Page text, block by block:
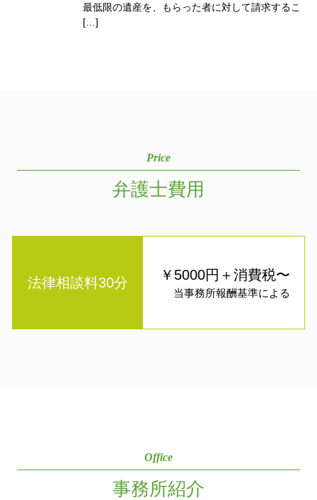
最低限の遺産を、もらった者に対して請求するこ
[…]
Price
弁護士費用
法律相談料30分 ￥5000円＋消費税〜
当事務所報酬基準による
Office
事務所紹介